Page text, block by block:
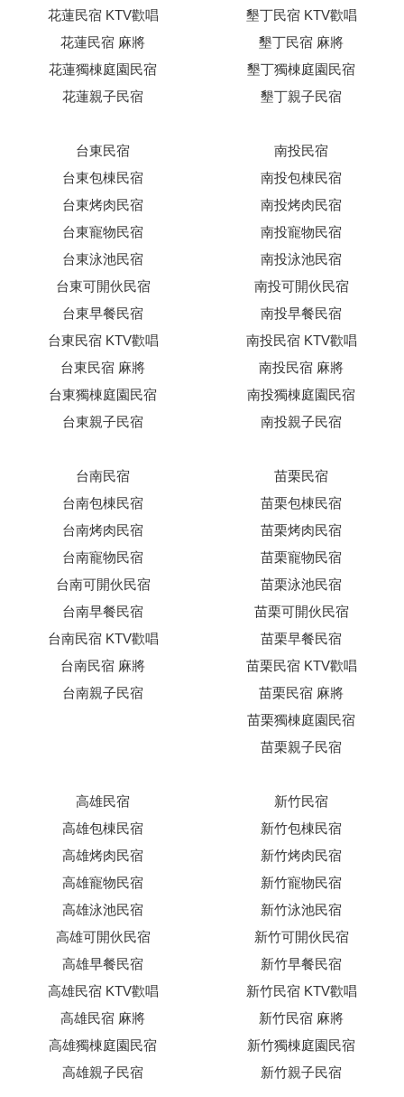
花蓮民宿 KTV歡唱
花蓮民宿 麻將
花蓮獨棟庭園民宿
花蓮親子民宿
墾丁民宿 KTV歡唱
墾丁民宿 麻將
墾丁獨棟庭園民宿
墾丁親子民宿
台東民宿
台東包棟民宿
台東烤肉民宿
台東寵物民宿
台東泳池民宿
台東可開伙民宿
台東早餐民宿
台東民宿 KTV歡唱
台東民宿 麻將
台東獨棟庭園民宿
台東親子民宿
南投民宿
南投包棟民宿
南投烤肉民宿
南投寵物民宿
南投泳池民宿
南投可開伙民宿
南投早餐民宿
南投民宿 KTV歡唱
南投民宿 麻將
南投獨棟庭園民宿
南投親子民宿
台南民宿
台南包棟民宿
台南烤肉民宿
台南寵物民宿
台南可開伙民宿
台南早餐民宿
台南民宿 KTV歡唱
台南民宿 麻將
台南親子民宿
苗栗民宿
苗栗包棟民宿
苗栗烤肉民宿
苗栗寵物民宿
苗栗泳池民宿
苗栗可開伙民宿
苗栗早餐民宿
苗栗民宿 KTV歡唱
苗栗民宿 麻將
苗栗獨棟庭園民宿
苗栗親子民宿
高雄民宿
高雄包棟民宿
高雄烤肉民宿
高雄寵物民宿
高雄泳池民宿
高雄可開伙民宿
高雄早餐民宿
高雄民宿 KTV歡唱
高雄民宿 麻將
高雄獨棟庭園民宿
高雄親子民宿
新竹民宿
新竹包棟民宿
新竹烤肉民宿
新竹寵物民宿
新竹泳池民宿
新竹可開伙民宿
新竹早餐民宿
新竹民宿 KTV歡唱
新竹民宿 麻將
新竹獨棟庭園民宿
新竹親子民宿